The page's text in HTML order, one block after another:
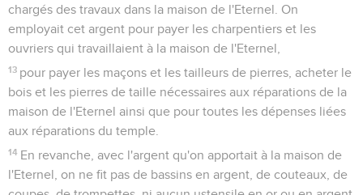
chargés des travaux dans la maison de l'Eternel. On
employait cet argent pour payer les charpentiers et les
ouvriers qui travaillaient à la maison de l'Eternel,
13 pour payer les maçons et les tailleurs de pierres, acheter le
bois et les pierres de taille nécessaires aux réparations de la
maison de l'Eternel ainsi que pour toutes les dépenses liées
aux réparations du temple.
14 En revanche, avec l'argent qu'on apportait à la maison de
l'Eternel, on ne fit pas de bassins en argent, de couteaux, de